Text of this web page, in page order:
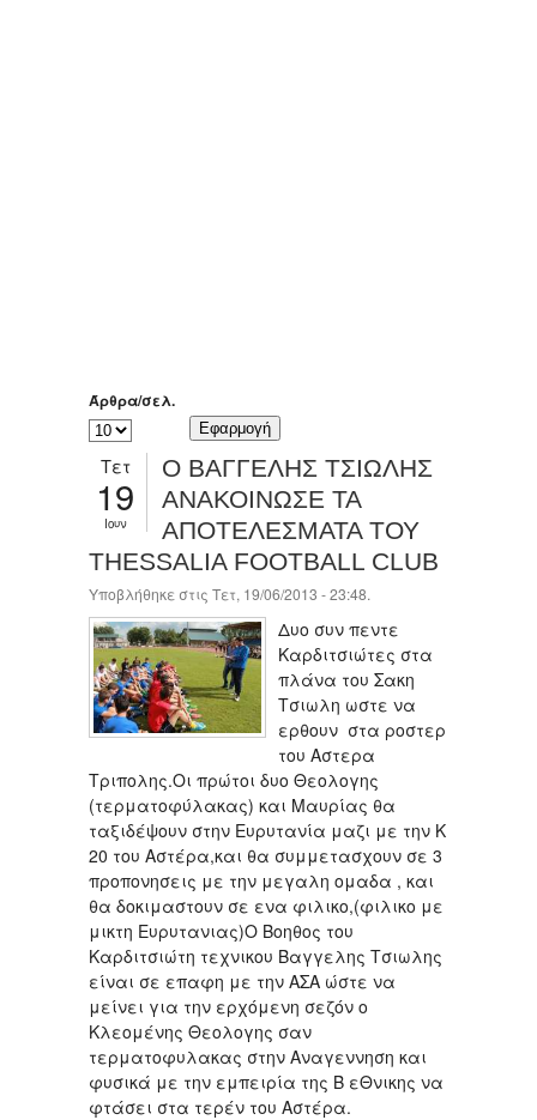
Άρθρα/σελ.
Τετ
19
Ιουν
Ο ΒΑΓΓΕΛΗΣ ΤΣΙΩΛΗΣ
ΑΝΑΚΟΙΝΩΣΕ ΤΑ
ΑΠΟΤΕΛΕΣΜΑΤΑ ΤΟΥ
THESSALIA FOOTBALL CLUB
Υποβλήθηκε στις Τετ, 19/06/2013 - 23:48.
Δυο συν πεντε
Καρδιτσιώτες στα
πλάνα του Σακη
Τσιωλη ωστε να
ερθουν στα ροστερ
του Αστερα
Τριπολης.Οι πρώτοι δυο Θεολογης
(τερματοφύλακας) και Μαυρίας θα
ταξιδέψουν στην Ευρυτανία μαζι με την Κ
20 του Αστέρα,και θα συμμετασχουν σε 3
προπονησεις με την μεγαλη ομαδα , και
θα δοκιμαστουν σε ενα φιλικο,(φιλικο με
μικτη Ευρυτανιας)Ο Βοηθος του
Καρδιτσιώτη τεχνικου Βαγγελης Τσιωλης
είναι σε επαφη με την ΑΣΑ ώστε να
μείνει για την ερχόμενη σεζόν ο
Κλεομένης Θεολογης σαν
τερματοφυλακας στην Αναγεννηση και
φυσικά με την εμπειρία της Β εΘνικης να
φτάσει στα τερέν του Αστέρα.